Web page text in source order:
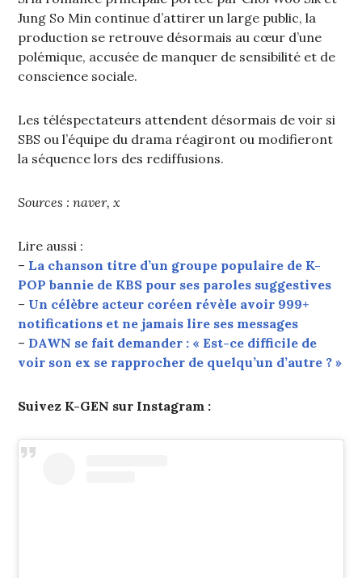
Jung So Min continue d’attirer un large public, la
production se retrouve désormais au cœur d’une
polémique, accusée de manquer de sensibilité et de
conscience sociale.
Les téléspectateurs attendent désormais de voir si
SBS ou l’équipe du drama réagiront ou modifieront
la séquence lors des rediffusions.
Sources : naver, x
Lire aussi :
– La chanson titre d’un groupe populaire de K-
POP bannie de KBS pour ses paroles suggestives
– Un célèbre acteur coréen révèle avoir 999+
notifications et ne jamais lire ses messages
– DAWN se fait demander : « Est-ce difficile de
voir son ex se rapprocher de quelqu’un d’autre ? »
Suivez K-GEN sur Instagram :